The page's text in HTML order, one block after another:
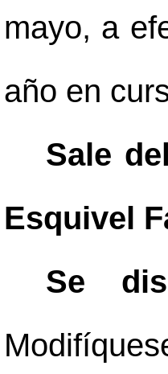
mayo, a
año en
Sale
Esquivel
Se